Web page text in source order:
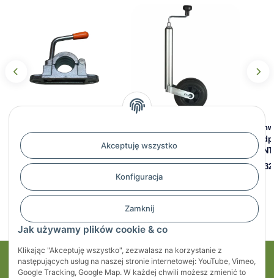
Akceptuję wszystko
Konfiguracja
Zamknij
Jak używamy plików cookie & co
Klikając "Akceptuję wszystko", zezwalasz na korzystanie z
następujących usług na naszej stronie internetowej: YouTube, Vimeo,
Google Tracking, Google Map. W każdej chwili możesz zmienić to
podporowego żebrowanego
FI 48 mm, KARTT, żeliwny
154,14 zł*
sztuczne, dopuszczalny
nacisk 150kg
137,48 zł
Moje konto